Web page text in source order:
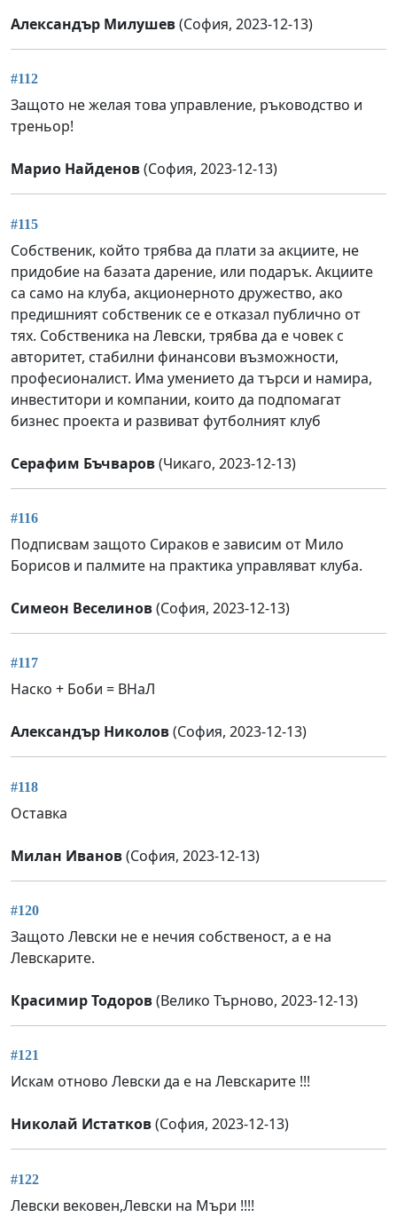
Александър Милушев(София, 2023-12-13)
#112
Защото не желая това управление, ръководство и
треньор!
Марио Найденов(София, 2023-12-13)
#115
Собственик, който трябва да плати за акциите, не
придобие на базата дарение, или подарък. Акциите
са само на клуба, акционерното дружество, ако
предишният собственик се е отказал публично от
тях. Собственика на Левски, трябва да е човек с
авторитет, стабилни финансови възможности,
професионалист. Има умението да търси и намира,
инвеститори и компании, които да подпомагат
бизнес проекта и развиват футболният клуб
Серафим Бъчваров(Чикаго, 2023-12-13)
#116
Подписвам защото Сираков е зависим от Мило
Борисов и палмите на практика управляват клуба.
Симеон Веселинов(София, 2023-12-13)
#117
Наско + Боби = ВНаЛ
Александър Николов(София, 2023-12-13)
#118
Оставка
Милан Иванов(София, 2023-12-13)
#120
Защото Левски не е нечия собственост, а е на
Левскарите.
Красимир Тодоров(Велико Търново, 2023-12-13)
#121
Искам отново Левски да е на Левскарите !!!
Николай Истатков(София, 2023-12-13)
#122
Левски вековен,Левски на Мъри !!!!